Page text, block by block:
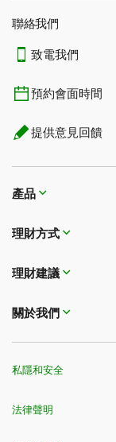
聯絡我們
致電我們
預約會面時間
提供意見回饋
產品
理財方式​​​​​​​
理財建議
關於我們
私隱和安全
法律聲明